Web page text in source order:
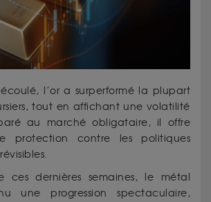
écoulé, l’or a surperformé la plupart
tout en affichant une volatilité
au marché obligataire, il offre
protection contre les politiques
ces dernières semaines, le métal
une progression spectaculaire,